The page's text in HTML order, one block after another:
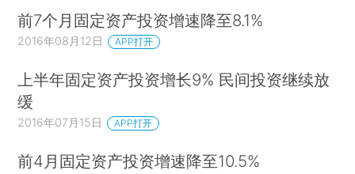
前7个月固定资产投资增速降至8.1%
2016年08月12日 APP打开
上半年固定资产投资增长9% 民间投资继续放
缓
2016年07月15日 APP打开
前4月固定资产投资增速降至10.5%